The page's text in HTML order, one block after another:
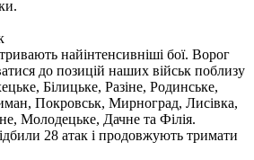
найінтенсивніші бої. Ворог
до позицій наших військ поблизу
Білицьке, Разіне, Родинське,
Покровськ, Мирноград, Лисівка,
Молодецьке, Дачне та Філія.
28 атак і продовжують тримати